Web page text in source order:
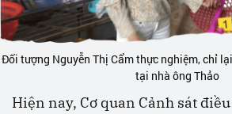
Đối tượng Nguyễn Thị Cẩm thực nghiệm, chỉ
tại nhà ông Thảo
Hiện nay, Cơ quan Cảnh sát